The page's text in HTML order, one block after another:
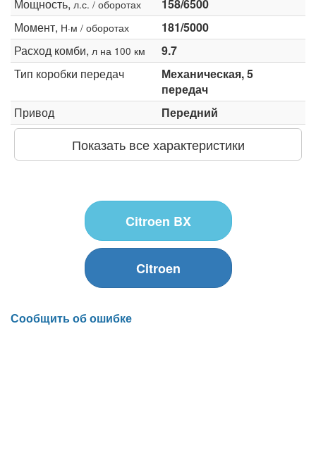
Мощность, л.с. / оборотах
158/6500
Момент, Н·м / оборотах
181/5000
Расход комби, л на 100 км
9.7
Тип коробки передач
Механическая, 5
передач
Привод
Передний
Показать все характеристики
Citroen BX
Citroen
Сообщить об ошибке